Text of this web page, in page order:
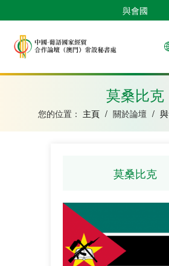
與會國
安
比
紹
內
亞
莫桑比克
您的位置： 主頁 / 關於論壇 /
莫桑比克